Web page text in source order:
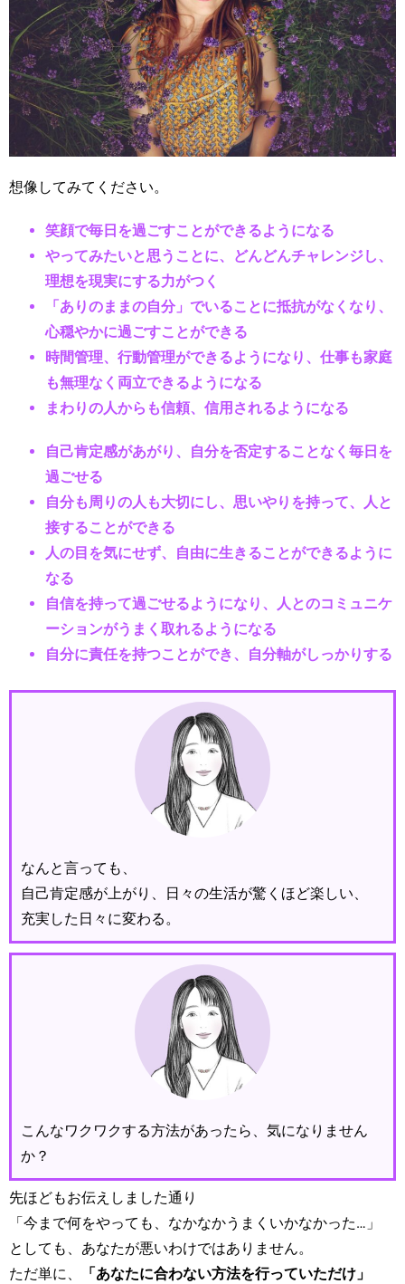
想像してみてください。
笑顔で毎日を過ごすことができるようになる
やってみたいと思うことに、どんどんチャレンジし、
理想を現実にする力がつく
「ありのままの自分」でいることに抵抗がなくなり、
心穏やかに過ごすことができる
時間管理、行動管理ができるようになり、仕事も家庭
も無理なく両立できるようになる
まわりの人からも信頼、信用されるようになる
自己肯定感があがり、自分を否定することなく毎日を
過ごせる
自分も周りの人も大切にし、思いやりを持って、人と
接することができる
人の目を気にせず、自由に生きることができるように
なる
自信を持って過ごせるようになり、人とのコミュニケ
ーションがうまく取れるようになる
自分に責任を持つことができ、自分軸がしっかりする
なんと言っても、
自己肯定感が上がり、日々の生活が驚くほど楽しい、
充実した日々に変わる。
こんなワクワクする方法があったら、気になりません
か？
先ほどもお伝えしました通り
「今まで何をやっても、なかなかうまくいかなかった…」
としても、あなたが悪いわけではありません。
ただ単に、
「あなたに合わない方法を行っていただけ」